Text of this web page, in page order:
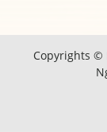
Copyrights ©